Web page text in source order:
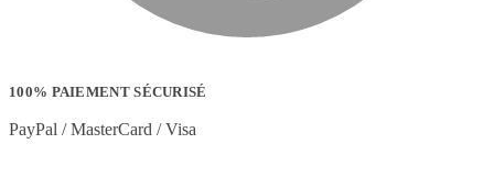
100% PAIEMENT SÉCURISÉ
PayPal / MasterCard / Visa